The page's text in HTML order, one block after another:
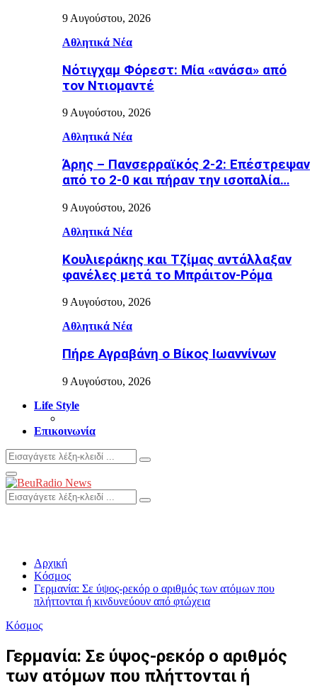
9 Αυγούστου, 2026
Αθλητικά Νέα
Νότιγχαμ Φόρεστ: Μία «ανάσα» από
τον Ντιομαντέ
9 Αυγούστου, 2026
Αθλητικά Νέα
Άρης – Πανσερραϊκός 2-2: Επέστρεψαν
από το 2-0 και πήραν την ισοπαλία…
9 Αυγούστου, 2026
Αθλητικά Νέα
Κουλιεράκης και Τζίμας αντάλλαξαν
φανέλες μετά το Μπράιτον-Ρόμα
9 Αυγούστου, 2026
Αθλητικά Νέα
Πήρε Αγραβάνη ο Βίκος Ιωαννίνων
9 Αυγούστου, 2026
Life Style
Επικοινωνία
Search
for:
Search
Primary
Menu
Search
for:
Search
Αρχική
Κόσμος
Γερμανία: Σε ύψος-ρεκόρ ο αριθμός των ατόμων που
πλήττονται ή κινδυνεύουν από φτώχεια
Κόσμος
Γερμανία: Σε ύψος-ρεκόρ ο αριθμός
των ατόμων που πλήττονται ή